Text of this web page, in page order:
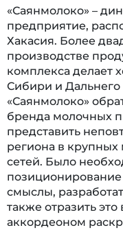
«Саянмолоко» –
предприятие,
Хакасия. Более
производстве
комплекса делает
Сибири и
«Саянмолоко»
бренда молочных
представить
региона в
сетей. Было
смыслы,
также отразить
аккордеоном